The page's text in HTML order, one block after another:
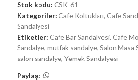
Stok kodu: CSK-61
Kategoriler: Cafe Koltukları, Cafe
Sandalyesi
Etiketler: Cafe Bar Sandalyesi, Cafe
Sandalye, mutfak sandalye, Salon Masa
salon sandalye, Yemek Sandalyesi
Paylaş: